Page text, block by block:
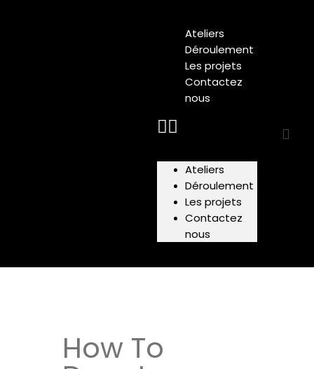
Ateliers
Déroulement
Les projets
Contactez
nous
Ateliers
Déroulement
Les projets
Contactez
nous
How To